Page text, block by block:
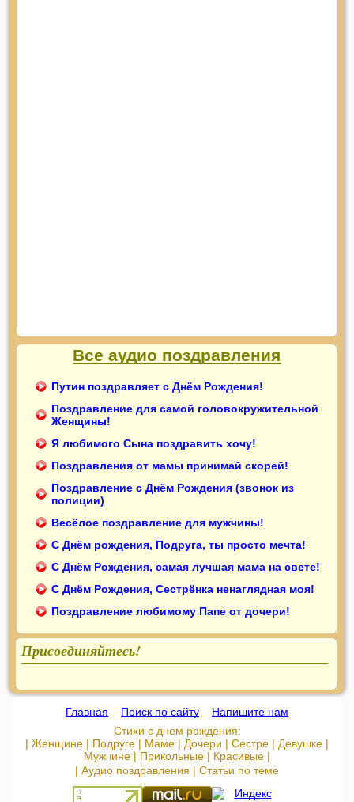
Все аудио поздравления
Путин поздравляет с Днём Рождения!
Поздравление для самой головокружительной
Женщины!
Я любимого Сына поздравить хочу!
Поздравления от мамы принимай скорей!
Поздравление с Днём Рождения (звонок из
полиции)
Весёлое поздравление для мужчины!
С Днём рождения, Подруга, ты просто мечта!
С Днём Рождения, самая лучшая мама на свете!
С Днём Рождения, Сестрёнка ненаглядная моя!
Поздравление любимому Папе от дочери!
Присоединяйтесь!
Главная Поиск по сайту
Напишите нам
Стихи с днем рождения:
| Женщине | Подруге | Маме | Дочери | Сестре | Девушке |
Мужчине | Прикольные | Красивые |
| Аудио поздравления | Статьи по теме